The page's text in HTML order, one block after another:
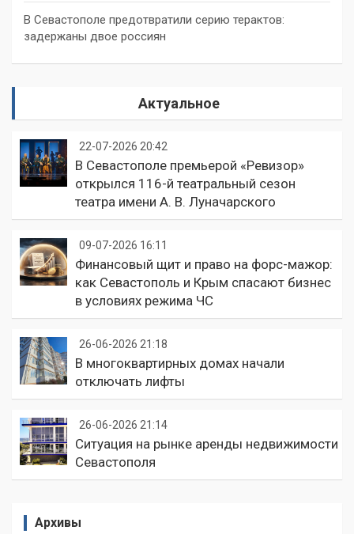
В Севастополе предотвратили серию терактов:
задержаны двое россиян
Актуальное
22-07-2026 20:42
В Севастополе премьерой «Ревизор»
открылся 116-й театральный сезон
театра имени А. В. Луначарского
09-07-2026 16:11
Финансовый щит и право на форс-мажор:
как Севастополь и Крым спасают бизнес
в условиях режима ЧС
26-06-2026 21:18
В многоквартирных домах начали
отключать лифты
26-06-2026 21:14
Ситуация на рынке аренды недвижимости
Севастополя
Архивы